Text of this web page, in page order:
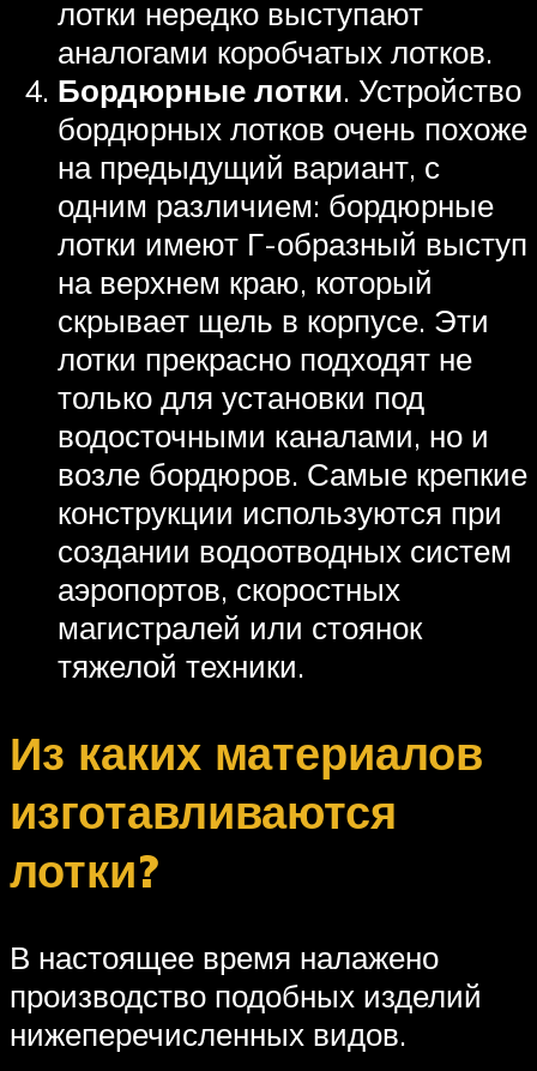
лотки нередко выступают
аналогами коробчатых лотков.
Бордюрные лотки. Устройство
бордюрных лотков очень похоже
на предыдущий вариант, с
одним различием: бордюрные
лотки имеют Г-образный выступ
на верхнем краю, который
скрывает щель в корпусе. Эти
лотки прекрасно подходят не
только для установки под
водосточными каналами, но и
возле бордюров. Самые крепкие
конструкции используются при
создании водоотводных систем
аэропортов, скоростных
магистралей или стоянок
тяжелой техники.
Из каких материалов
изготавливаются
лотки?
В настоящее время налажено
производство подобных изделий
нижеперечисленных видов.